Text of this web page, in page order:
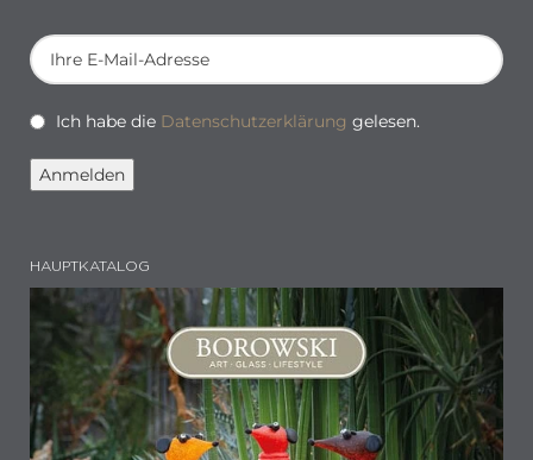
Ich habe die Datenschutzerklärung gelesen.
HAUPTKATALOG